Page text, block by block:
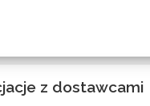
z dostawcami